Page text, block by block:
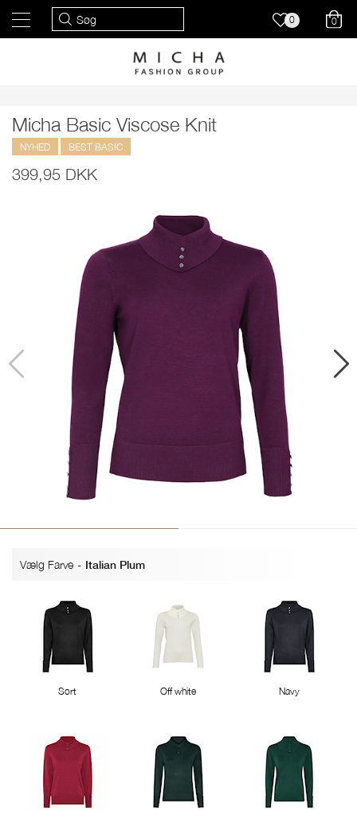
0 0
Micha Basic Viscose Knit
NYHED BEST BASIC
399,95 DKK
Vælg Farve - Italian Plum
Sort Off white Navy